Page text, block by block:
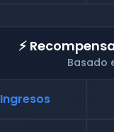
⚡
Basado
Ingresos